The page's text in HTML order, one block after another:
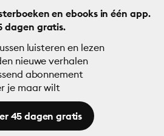
en ebooks in één app.
dagen gratis.
luisteren en lezen
nieuwe verhalen
abonnement
je maar wilt
45 dagen gratis